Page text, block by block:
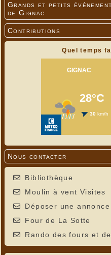
Grands et petits
de Gignac
Contributions
Quel temps
Nous contacter
Bibliothèque
Moulin à vent Visites
Déposer une annonce
Four de La Sotte
Rando des fours et